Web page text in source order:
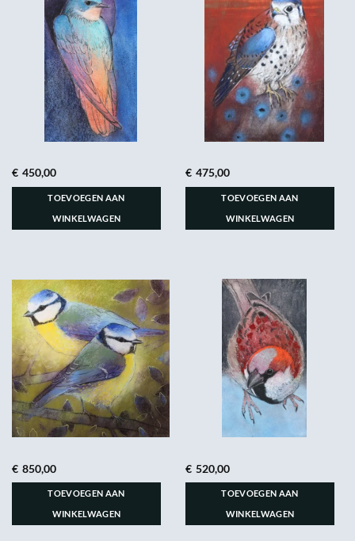
€ 450,00
TOEVOEGEN AAN
WINKELWAGEN
€ 475,00
TOEVOEGEN AAN
WINKELWAGEN
€ 850,00
TOEVOEGEN AAN
WINKELWAGEN
€ 520,00
TOEVOEGEN AAN
WINKELWAGEN